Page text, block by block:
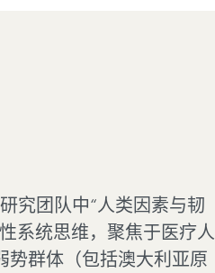
究团队中“人类因素与韧
系统思维，聚焦于医疗人
势群体（包括澳大利亚原